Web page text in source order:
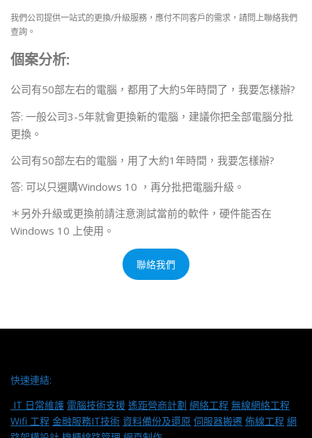
我們公司提供一站式的更換/升級服務，應付不同客戶的需求，請問上聯絡我們
查詢。
個案分析:
公司有50部左右的電腦，都用了大約5年時間了，我要怎樣辦?
答: 一般公司3-5年就會更換新的電腦，建議你把全部電腦分批
更換。
公司有50部左右的電腦，用了大約1年時間，我要怎樣辦?
答: 可以只選購Windows 10 ，再分批把電腦升級。
＊另外升級或更換前請注意測試當前的軟件，硬件能否在
Windows 10 上使用。
聯絡我們
快速連結:
IT 日常維護 電腦技術支援 遙距營商計劃 網絡工程 無線網絡工程
Wifi 工程 金融服務IT技術 資料備份及還原 伺服器搬遷 佈線工程 網